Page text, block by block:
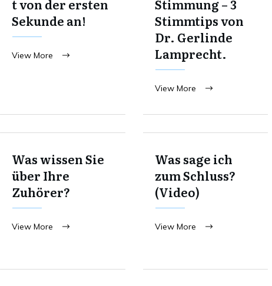
t von der ersten
Sekunde an!
View More
Stimmung – 3
Stimmtips von
Dr. Gerlinde
Lamprecht.
View More
Was wissen Sie
über Ihre
Zuhörer?
View More
Was sage ich
zum Schluss?
(Video)
View More